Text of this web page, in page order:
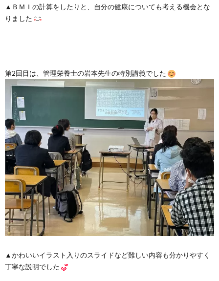
▲ＢＭＩの計算をしたりと、自分の健康についても考える機会とな
りました
第2回目は、管理栄養士の岩本先生の特別講義でした
▲かわいいイラスト入りのスライドなど難しい内容も分かりやすく
丁寧な説明でした